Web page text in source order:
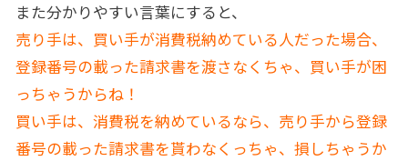
また分かりやすい言葉にすると、
売り手は、買い手が消費税納めている人だった場合、
登録番号の載った請求書を渡さなくちゃ、買い手が困
っちゃうからね！
買い手は、消費税を納めているなら、売り手から登録
番号の載った請求書を貰わなくっちゃ、損しちゃうか